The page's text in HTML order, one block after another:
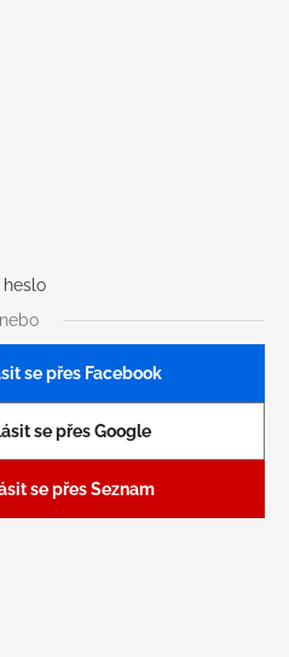
nebo
se přes Facebook
se přes Google
se přes Seznam